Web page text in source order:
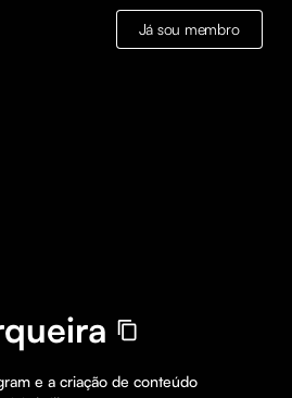
Já sou membro
e a criação de conteúdo